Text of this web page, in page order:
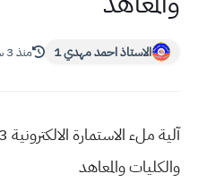
الاستاذ احمد مهدي 1 منذ 3 سنة
والكليات والمعاهد